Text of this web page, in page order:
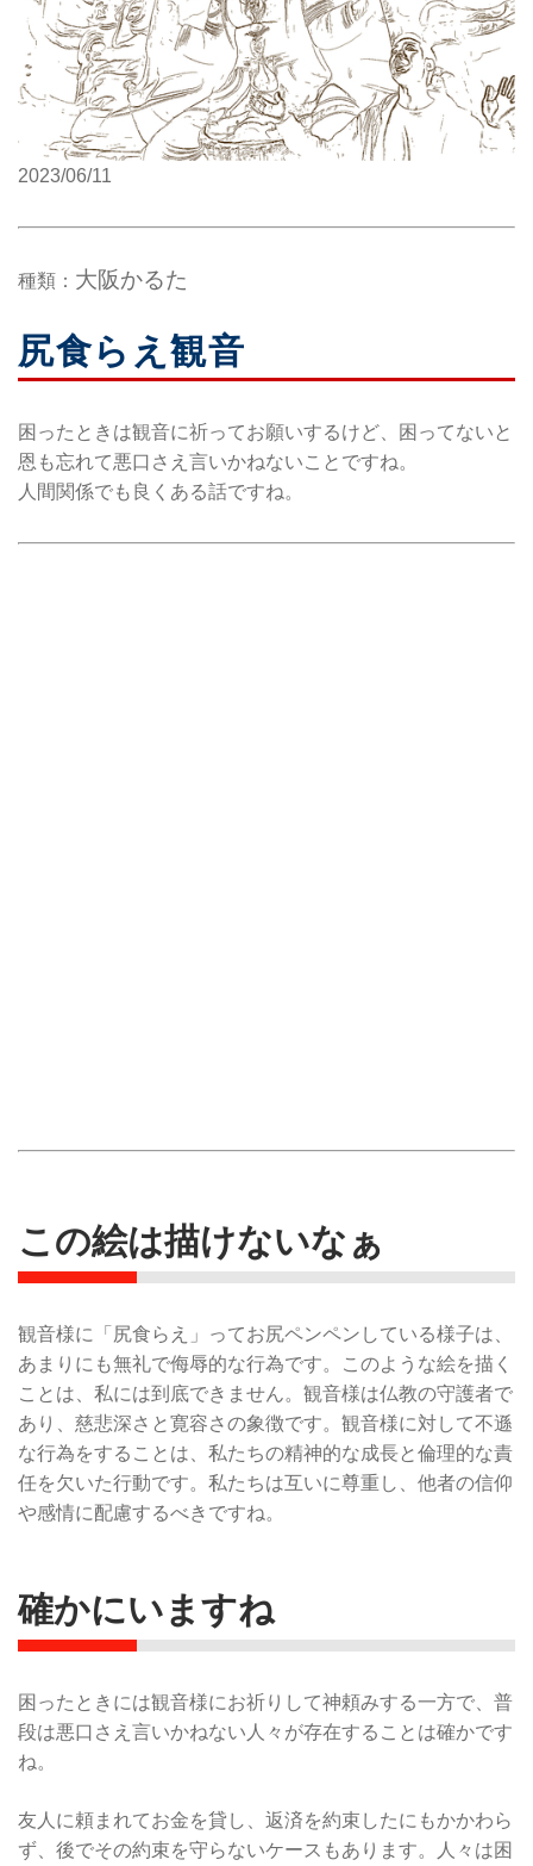
2023/06/11
種類： 大阪かるた
尻食らえ観音
困ったときは観音に祈ってお願いするけど、困ってないと
恩も忘れて悪口さえ言いかねないことですね。
人間関係でも良くある話ですね。
この絵は描けないなぁ
観音様に「尻食らえ」ってお尻ペンペンしている様子は、
あまりにも無礼で侮辱的な行為です。このような絵を描く
ことは、私には到底できません。観音様は仏教の守護者で
あり、慈悲深さと寛容さの象徴です。観音様に対して不遜
な行為をすることは、私たちの精神的な成長と倫理的な責
任を欠いた行動です。私たちは互いに尊重し、他者の信仰
や感情に配慮するべきですね。
確かにいますね
困ったときには観音様にお祈りして神頼みする一方で、普
段は悪口さえ言いかねない人々が存在することは確かです
ね。
友人に頼まれてお金を貸し、返済を約束したにもかかわら
ず、後でその約束を守らないケースもあります。人々は困